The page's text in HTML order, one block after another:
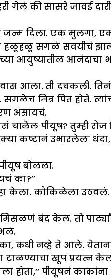
गेलं की सासरे जावई
दिला. एक मुलगा, एक
सगळं सवयीचं झालं.
आयुष्यातील
आला. ती दचकली. तिनं
सगळेच मित्र पित
असायचं.
पीयूष? तुम्ही
कष्टानं उभारलेला
बोलला.
का?’’
कोकिळेला उठवलं.
मिसळणं बंद केलं. तो
नव्हे ते आले. येताना
टाळण्याचा खूप प्रयत्न
होता,’’ पीयूषनं